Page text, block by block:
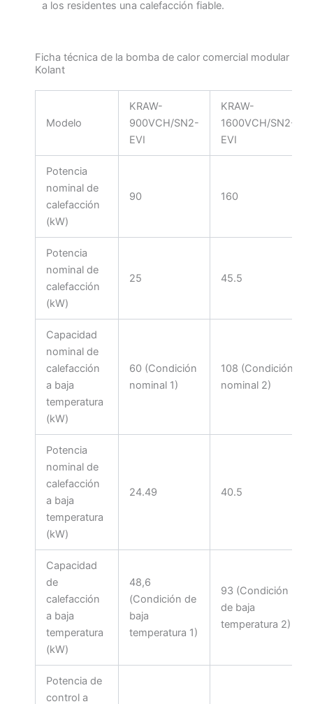
a los residentes una calefacción fiable.
Ficha técnica de la bomba de calor comercial modular
Kolant
Modelo
KRAW-
900VCH/SN2-
EVI
KRAW-
1600VCH/SN2-
EVI
Potencia
nominal de
calefacción
(kW)
90 160
Potencia
nominal de
calefacción
(kW)
25 45.5
Capacidad
nominal de
calefacción
a baja
temperatura
(kW)
60 (Condición
nominal 1)
108 (Condición
nominal 2)
Potencia
nominal de
calefacción
a baja
temperatura
(kW)
24.49 40.5
Capacidad
de
calefacción
a baja
temperatura
(kW)
48,6
(Condición de
baja
temperatura 1)
93 (Condición
de baja
temperatura 2)
Potencia de
control a